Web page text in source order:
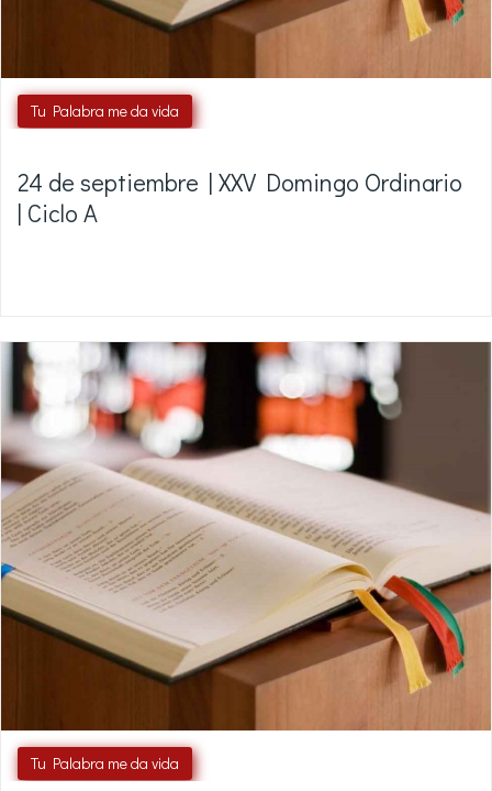
Tu Palabra me da vida
24 de septiembre | XXV Domingo Ordinario
| Ciclo A
Tu Palabra me da vida